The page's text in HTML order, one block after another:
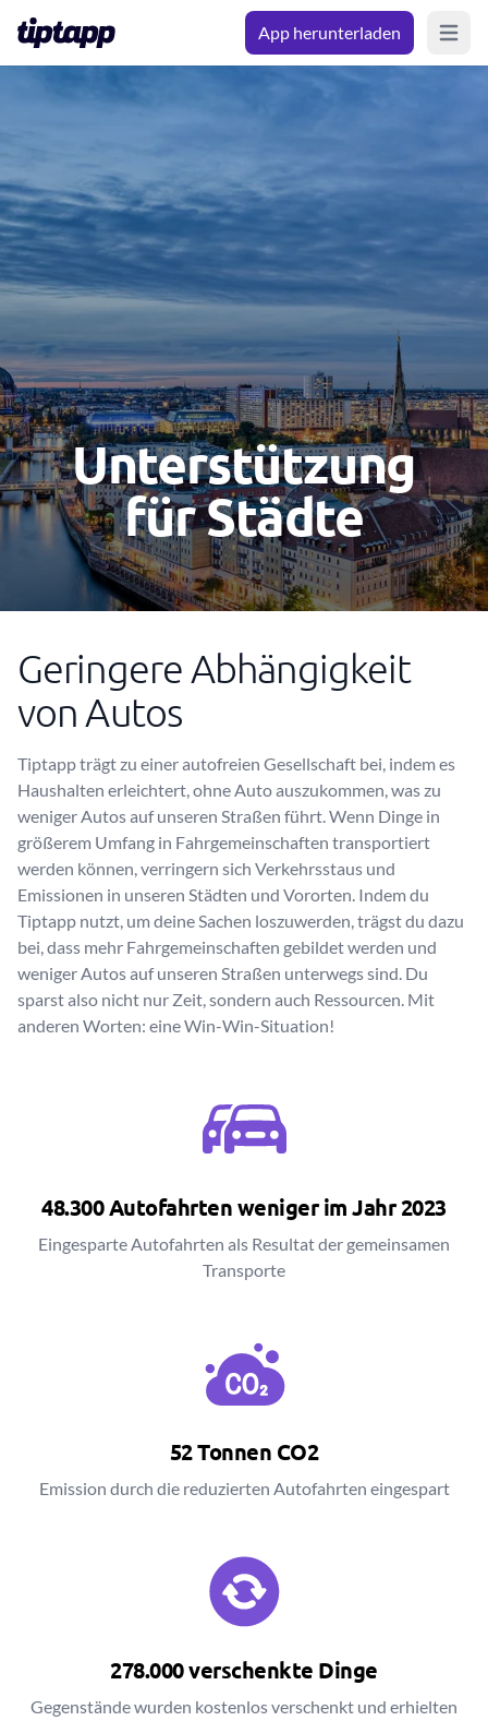
App herunterladen Open
Unterstützung
für Städte
Geringere Abhängigkeit
von Autos
Tiptapp trägt zu einer autofreien Gesellschaft bei, indem es
Haushalten erleichtert, ohne Auto auszukommen, was zu
weniger Autos auf unseren Straßen führt. Wenn Dinge in
größerem Umfang in Fahrgemeinschaften transportiert
werden können, verringern sich Verkehrsstaus und
Emissionen in unseren Städten und Vororten. Indem du
Tiptapp nutzt, um deine Sachen loszuwerden, trägst du dazu
bei, dass mehr Fahrgemeinschaften gebildet werden und
weniger Autos auf unseren Straßen unterwegs sind. Du
sparst also nicht nur Zeit, sondern auch Ressourcen. Mit
anderen Worten: eine Win-Win-Situation!
48.300 Autofahrten weniger im Jahr 2023
Eingesparte Autofahrten als Resultat der gemeinsamen
Transporte
52 Tonnen CO2
Emission durch die reduzierten Autofahrten eingespart
278.000 verschenkte Dinge
Gegenstände wurden kostenlos verschenkt und erhielten